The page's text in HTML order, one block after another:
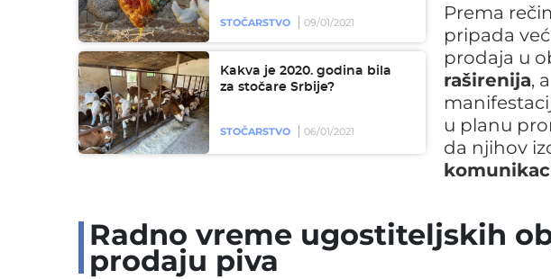
STOČARSTVO 09/01/2021
Kakva je 2020. godina bila
za stočare Srbije?
STOČARSTVO 06/01/2021
Prema
pripada
prodaja u
raširenija,
u planu
da njihov
Radno vreme ugostiteljskih
prodaju piva